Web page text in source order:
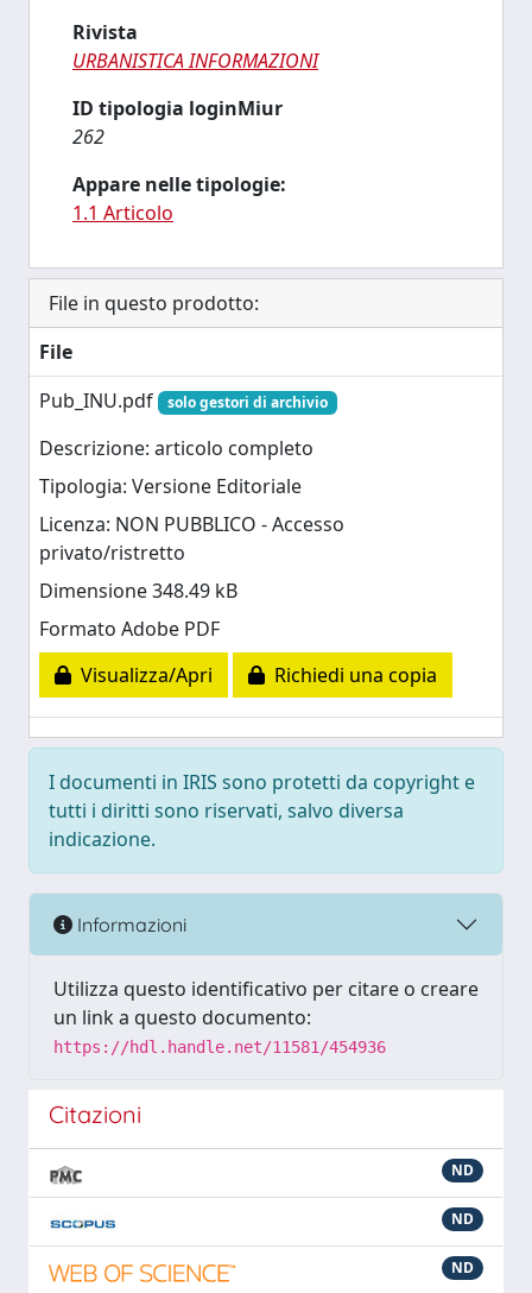
Rivista
URBANISTICA INFORMAZIONI
ID tipologia loginMiur
262
Appare nelle tipologie:
1.1 Articolo
File in questo prodotto:
File
Pub_INU.pdf
solo gestori di archivio
Descrizione: articolo completo
Tipologia: Versione Editoriale
Licenza: NON PUBBLICO - Accesso
privato/ristretto
Dimensione 348.49 kB
Formato Adobe PDF
Visualizza/Apri
Richiedi una copia
I documenti in IRIS sono protetti da copyright e
tutti i diritti sono riservati, salvo diversa
indicazione.
Informazioni
Utilizza questo identificativo per citare o creare
un link a questo documento:
https://hdl.handle.net/11581/454936
Citazioni
ND
ND
ND